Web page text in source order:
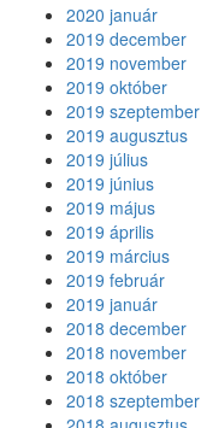
2020 január
2019 december
2019 november
2019 október
2019 szeptember
2019 augusztus
2019 július
2019 június
2019 május
2019 április
2019 március
2019 február
2019 január
2018 december
2018 november
2018 október
2018 szeptember